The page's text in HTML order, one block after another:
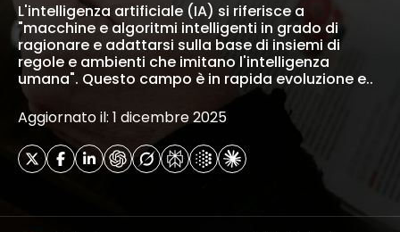
L'intelligenza artificiale (IA) si riferisce a
"macchine e algoritmi intelligenti in grado di
ragionare e adattarsi sulla base di insiemi di
regole e ambienti che imitano l'intelligenza
umana". Questo campo è in rapida evoluzione e..
Aggiornato il: 1 dicembre 2025